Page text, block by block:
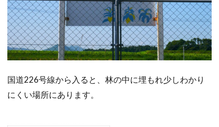
国道226号線から入ると、林の中に埋もれ少しわかり
にくい場所にあります。